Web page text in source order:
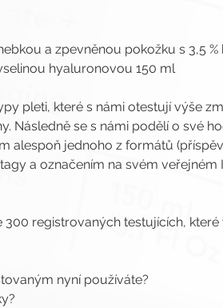
a zpevněnou pokožku s 3,5
hyaluronovou 150 ml
pleti, které s námi otestují výše
Následně se s námi podělí o své
alespoň jednoho z formátů
a označením na svém
registrovaných testujících,
nyní používáte?